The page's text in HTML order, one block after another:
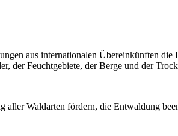
aus internationalen Übereinkünften
der Feuchtgebiete, der Berge und der
aller Waldarten fördern, die Entwaldung